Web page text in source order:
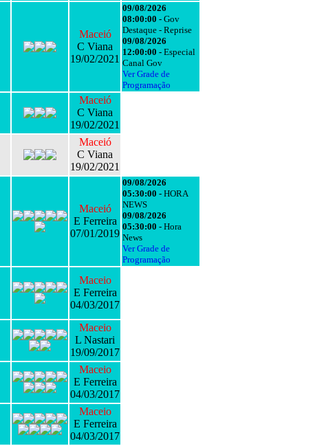
Maceió
C Viana
19/02/2021
09/08/2026
08:00:00 - Gov
Destaque - Reprise
09/08/2026
12:00:00 - Especial
Canal Gov
Ver Grade de
Programação
Maceió
C Viana
19/02/2021
Maceió
C Viana
19/02/2021
Maceió
E Ferreira
07/01/2019
09/08/2026
05:30:00 - HORA
NEWS
09/08/2026
05:30:00 - Hora
News
Ver Grade de
Programação
Maceio
E Ferreira
04/03/2017
Maceio
L Nastari
19/09/2017
Maceio
E Ferreira
04/03/2017
Maceio
E Ferreira
04/03/2017